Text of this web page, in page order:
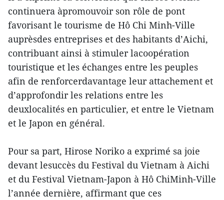
continuera àpromouvoir son rôle de pont
favorisant le tourisme de Hô Chi Minh-Ville
auprèsdes entreprises et des habitants d’Aichi,
contribuant ainsi à stimuler lacoopération
touristique et les échanges entre les peuples
afin de renforcerdavantage leur attachement et
d’approfondir les relations entre les
deuxlocalités en particulier, et entre le Vietnam
et le Japon en général.
Pour sa part, Hirose Noriko a exprimé sa joie
devant lesuccès du Festival du Vietnam à Aichi
et du Festival Vietnam-Japon à Hô ChiMinh-Ville
l’année dernière, affirmant que ces